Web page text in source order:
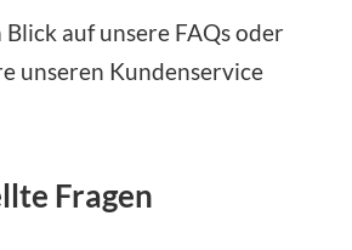
auf unsere FAQs oder
unseren Kundenservice
Fragen